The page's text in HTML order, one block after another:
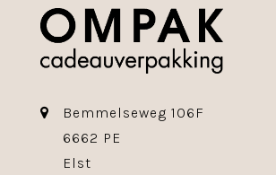
Bemmelseweg 106F
6662 PE
Elst